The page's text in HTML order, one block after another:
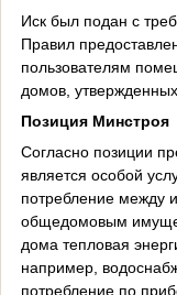
Иск был подан с
Правил
пользователям
домов,
Позиция Минстроя
Согласно позиции
является особой
потребление между
общедомовым
дома тепловая
например,
потребление по